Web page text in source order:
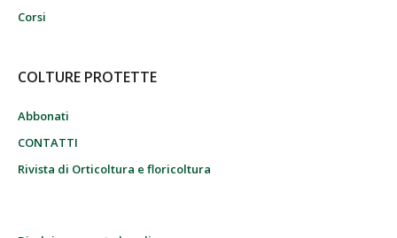
Corsi
COLTURE PROTETTE
Abbonati
CONTATTI
Rivista di Orticoltura e floricoltura